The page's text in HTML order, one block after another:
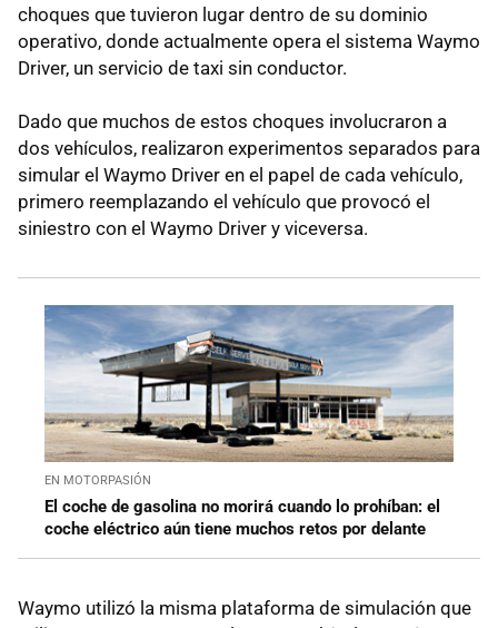
choques que tuvieron lugar dentro de su dominio
operativo, donde actualmente opera el sistema Waymo
Driver, un servicio de taxi sin conductor.
Dado que muchos de estos choques involucraron a
dos vehículos, realizaron experimentos separados para
simular el Waymo Driver en el papel de cada vehículo,
primero reemplazando el vehículo que provocó el
siniestro con el Waymo Driver y viceversa.
EN MOTORPASIÓN
El coche de gasolina no morirá cuando lo prohíban: el
coche eléctrico aún tiene muchos retos por delante
Waymo utilizó la misma plataforma de simulación que